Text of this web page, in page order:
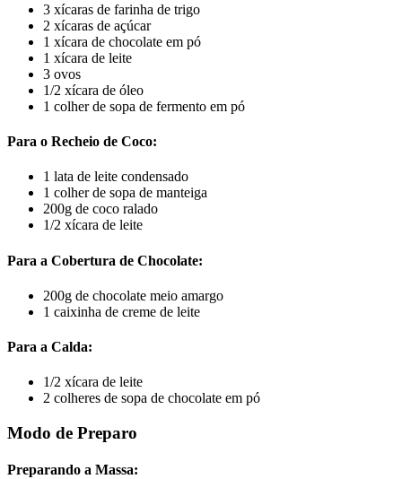
3 xícaras de farinha de trigo
2 xícaras de açúcar
1 xícara de chocolate em pó
1 xícara de leite
3 ovos
1/2 xícara de óleo
1 colher de sopa de fermento em pó
Para o Recheio de Coco:
1 lata de leite condensado
1 colher de sopa de manteiga
200g de coco ralado
1/2 xícara de leite
Para a Cobertura de Chocolate:
200g de chocolate meio amargo
1 caixinha de creme de leite
Para a Calda:
1/2 xícara de leite
2 colheres de sopa de chocolate em pó
Modo de Preparo
Preparando a Massa: